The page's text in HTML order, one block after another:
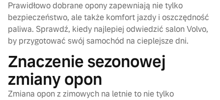
Prawidłowo dobrane opony zapewniają nie tylko
bezpieczeństwo, ale także komfort jazdy i oszczędność
paliwa. Sprawdź, kiedy najlepiej odwiedzić salon Volvo,
by przygotować swój samochód na cieplejsze dni.
Znaczenie sezonowej
zmiany opon
Zmiana opon z zimowych na letnie to nie tylko